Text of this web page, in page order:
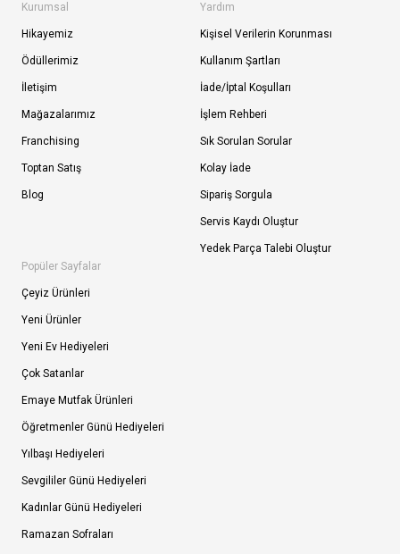
Kurumsal
Hikayemiz
Ödüllerimiz
İletişim
Mağazalarımız
Franchising
Toptan Satış
Blog
Yardım
Kişisel Verilerin Korunması
Kullanım Şartları
İade/İptal Koşulları
İşlem Rehberi
Sık Sorulan Sorular
Kolay İade
Sipariş Sorgula
Servis Kaydı Oluştur
Yedek Parça Talebi Oluştur
Popüler Sayfalar
Çeyiz Ürünleri
Yeni Ürünler
Yeni Ev Hediyeleri
Çok Satanlar
Emaye Mutfak Ürünleri
Öğretmenler Günü Hediyeleri
Yılbaşı Hediyeleri
Sevgililer Günü Hediyeleri
Kadınlar Günü Hediyeleri
Ramazan Sofraları